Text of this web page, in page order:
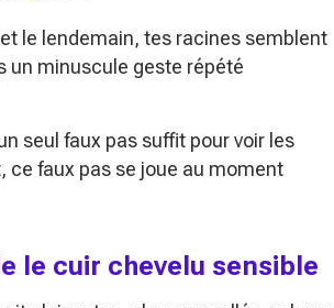
le lendemain, tes racines semblent
un minuscule geste répété
seul faux pas suffit pour voir les
ce faux pas se joue au moment
le cuir chevelu sensible